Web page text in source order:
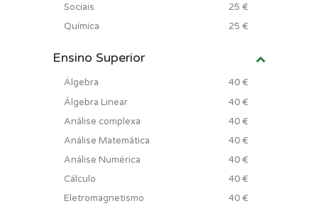
Sociais
25 €
Química
25 €
Ensino Superior
Álgebra
40 €
Álgebra Linear
40 €
Análise complexa
40 €
Análise Matemática
40 €
Análise Numérica
40 €
Cálculo
40 €
Eletromagnetismo
40 €